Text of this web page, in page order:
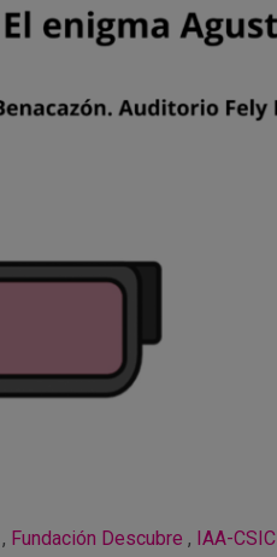
Fundación Descubre , IAA-CSIC